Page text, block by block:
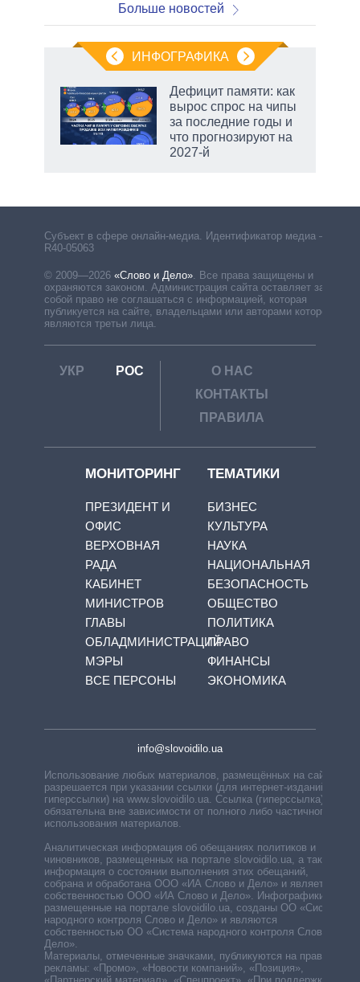
Больше новостей
ИНФОГРАФИКА
Дефицит памяти: как
вырос спрос на чипы
за последние годы и
что прогнозируют на
2027-й
Субъект в сфере онлайн-медиа. Идентификатор медиа –
R40-05063
© 2009—2026 «Слово и Дело»
Все права защищены и
охраняются законом. Администрация сайта оставляет за
собой право не соглашаться с информацией, которая
публикуется на сайте, владельцами или авторами которой
являются третьи лица.
УКР РОС
О НАС
КОНТАКТЫ
ПРАВИЛА
МОНИТОРИНГ
ПРЕЗИДЕНТ И
ОФИС
ВЕРХОВНАЯ
РАДА
КАБИНЕТ
МИНИСТРОВ
ГЛАВЫ
ОБЛАДМИНИСТРАЦИЙ
МЭРЫ
ВСЕ ПЕРСОНЫ
ТЕМАТИКИ
БИЗНЕС
КУЛЬТУРА
НАУКА
НАЦИОНАЛЬНАЯ
БЕЗОПАСНОСТЬ
ОБЩЕСТВО
ПОЛИТИКА
ПРАВО
ФИНАНСЫ
ЭКОНОМИКА
info@slovoidilo.ua
Использование любых материалов, размещённых на сайте,
разрешается при указании ссылки (для интернет-изданий —
гиперссылки) на www.slovoidilo.ua. Ссылка (гиперссылка)
обязательна вне зависимости от полного либо частичного
использования материалов.
Аналитическая информация об обещаниях политиков и
чиновников, размещенных на портале slovoidilo.ua, а также
информация о состоянии выполнения этих обещаний,
собрана и обработана ООО «ИА Слово и Дело» и является
собственностью ООО «ИА Слово и Дело». Инфографики,
размещенные на портале slovoidilo.ua, созданы ОО «Система
народного контроля Слово и Дело» и являются
собственностью ОО «Система народного контроля Слово и
Дело».
Материалы, отмеченные значками, публикуются на правах
рекламы: «Промо», «Новости компаний», «Позиция»,